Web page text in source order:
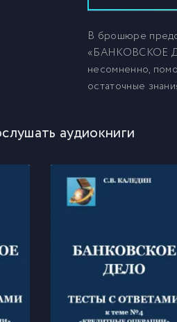
В брошюре
«БАНКОВСКОЕ
несомненно,
остаточные
аудиокниги